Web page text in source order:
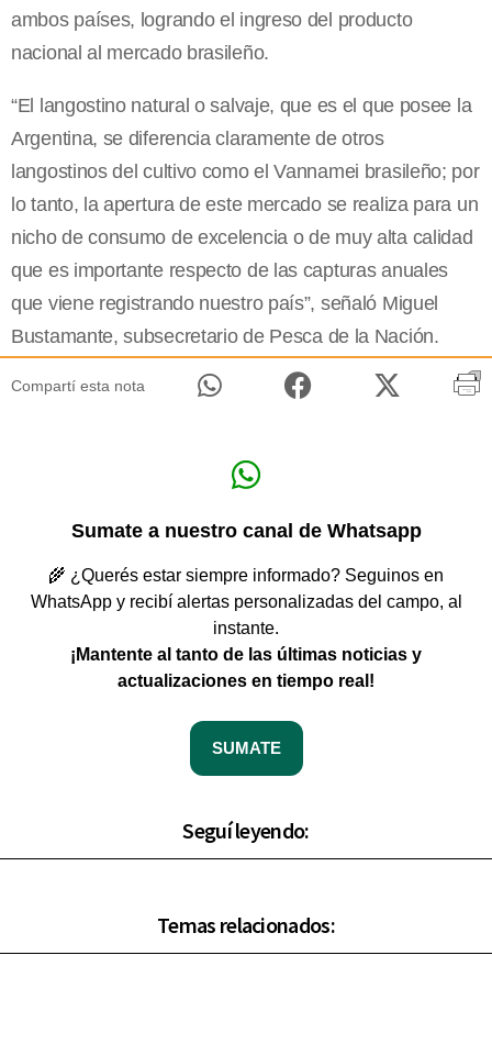
ambos países, logrando el ingreso del producto
nacional al mercado brasileño.
“El langostino natural o salvaje, que es el que posee la
Argentina, se diferencia claramente de otros
langostinos del cultivo como el Vannamei brasileño; por
lo tanto, la apertura de este mercado se realiza para un
nicho de consumo de excelencia o de muy alta calidad
que es importante respecto de las capturas anuales
que viene registrando nuestro país”, señaló Miguel
Bustamante, subsecretario de Pesca de la Nación.
Compartí esta nota
Sumate a nuestro canal de Whatsapp
🌾 ¿Querés estar siempre informado? Seguinos en
WhatsApp y recibí alertas personalizadas del campo, al
instante.
¡Mantente al tanto de las últimas noticias y
actualizaciones en tiempo real!
SUMATE
Seguí leyendo:
Temas relacionados: